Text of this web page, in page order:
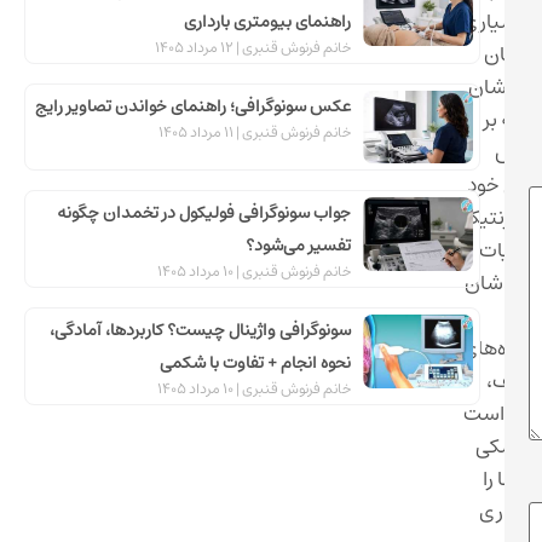
بسیاری
از جوانان
ایشان
با تکیه بر
دانش
خود
ژنتیک
و تجربیات
مختلف،
است
پزشکی
آنی آزما را
راهنمای بیومتری بارداری
خانم فرنوش قنبری
عکس سونوگرافی؛ راهنمای خواندن تصاویر رایج
خانم فرنوش قنبری
جواب سونوگرافی فولیکول در تخمدان چگونه
تفسیر می‌شود؟
خانم فرنوش قنبری
سونوگرافی واژینال چیست؟ کاربردها، آمادگی،
نحوه انجام + تفاوت با شکمی
خانم فرنوش قنبری